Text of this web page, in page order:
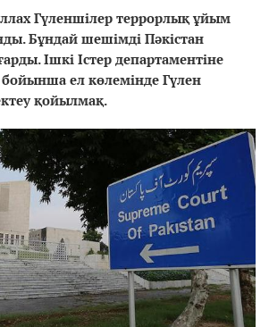
Гүленшілер террорлық ұйым
Бұндай шешімді Пәкістан
Ішкі Істер департаментіне
бойынша ел көлемінде Гүлен
қойылмақ.